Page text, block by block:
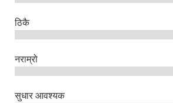
ठिकै
नराम्रो
सुधार आवश्यक